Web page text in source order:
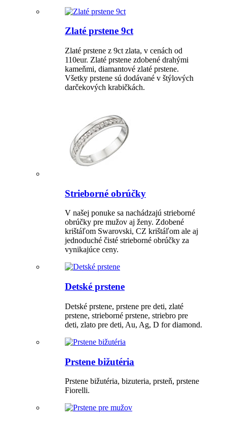
Zlaté prstene 9ct
Zlaté prstene z 9ct zlata, v cenách od
110eur. Zlaté prstene zdobené drahými
kameňmi, diamantové zlaté prstene.
Všetky prstene sú dodávané v štýlových
darčekových krabičkách.
Strieborné obrúčky
V našej ponuke sa nachádzajú strieborné
obrúčky pre mužov aj ženy. Zdobené
krištáľom Swarovski, CZ krištáľom ale aj
jednoduché čisté strieborné obrúčky za
vynikajúce ceny.
Detské prstene
Detské prstene, prstene pre deti, zlaté
prstene, strieborné prstene, striebro pre
deti, zlato pre deti, Au, Ag, D for diamond.
Prstene bižutéria
Prstene bižutéria, bizuteria, prsteň, prstene
Fiorelli.